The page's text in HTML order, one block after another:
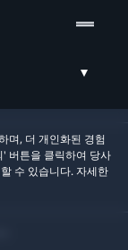
며, 더 개인화된 경험
버튼을 클릭하여 당사
수 있습니다. 자세한